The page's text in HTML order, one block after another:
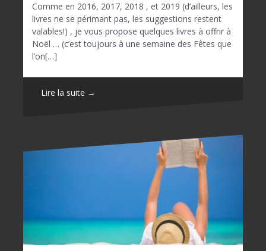
Comme en 2016, 2017, 2018 , et 2019 (d’ailleurs, les
livres ne se périmant pas, les suggestions restent
valables!) , je vous propose quelques livres à offrir à
Noël … (c’est toujours à une semaine des Fêtes que
l’on[…]
Lire la suite →